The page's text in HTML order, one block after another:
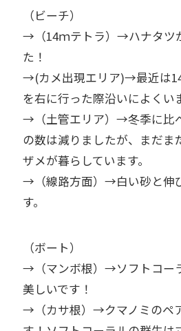
（ビーチ）
→（14ｍテトラ）→ハナタツ
た！
→(カメ出現エリア)→最近は
を右に行った際沿いによくい
→（土管エリア）→冬季に比
の数は減りましたが、まだま
ザメが暮らしています。
→（線路方面）→白い砂と伸
す。
（ボート）
→（マンボ根）→ソフトコー
美しいです！
→（カサ根）→クマノミのペ